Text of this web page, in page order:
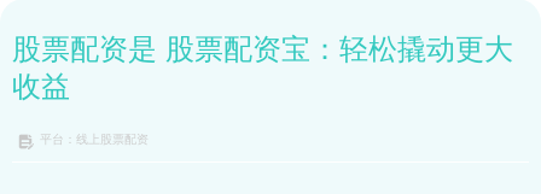
股票配资是 股票配资宝：轻松撬动更大
收益
平台：线上股票配资